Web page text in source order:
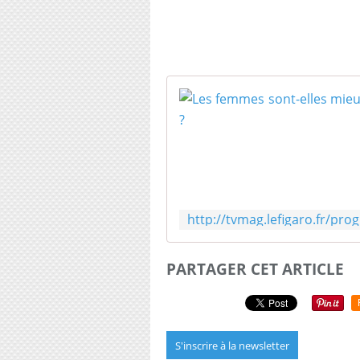
PARTAGER CET ARTICLE
S'inscrire à la newsletter